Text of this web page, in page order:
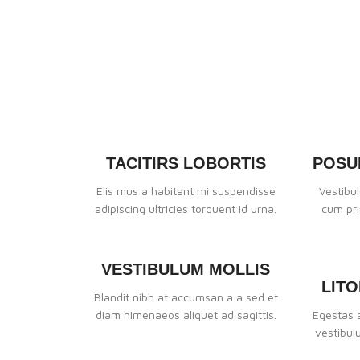
TACITIRS LOBORTIS
Elis mus a habitant mi suspendisse
adipiscing ultricies torquent id urna.
VESTIBULUM MOLLIS
Blandit nibh at accumsan a a sed et
diam himenaeos aliquet ad sagittis.
cum
Egestas
Televendas: 11 3832.1166 | 3833.0990
11 97100-0141
vendas@morroverde.com.br